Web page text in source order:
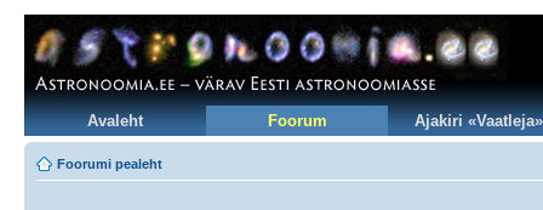
Avaleht Foorum Ajakiri «Vaatleja»
Foorumi pealeht